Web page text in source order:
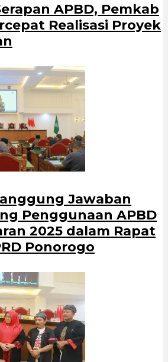
APBD, Pemkab
Realisasi Proyek
Jawaban
Penggunaan APBD
2025 dalam Rapat
Ponorogo